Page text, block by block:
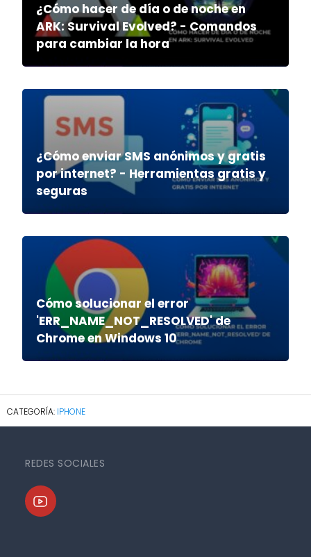
¿Cómo hacer de día o de noche en
ARK: Survival Evolved? - Comandos
para cambiar la hora
¿Cómo enviar SMS anónimos y gratis
por internet? - Herramientas gratis y
seguras
Cómo solucionar el error
'ERR_NAME_NOT_RESOLVED' de
Chrome en Windows 10
IPHONE
REDES SOCIALES